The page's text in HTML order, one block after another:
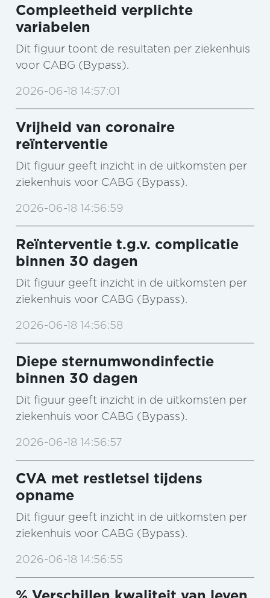
Compleetheid verplichte
variabelen
Dit figuur toont de resultaten per ziekenhuis
voor CABG (Bypass).
2026-06-18 14:57:01
Vrijheid van coronaire
reïnterventie
Dit figuur geeft inzicht in de uitkomsten per
ziekenhuis voor CABG (Bypass).
2026-06-18 14:56:59
Reïnterventie t.g.v. complicatie
binnen 30 dagen
Dit figuur geeft inzicht in de uitkomsten per
ziekenhuis voor CABG (Bypass).
2026-06-18 14:56:58
Diepe sternumwondinfectie
binnen 30 dagen
Dit figuur geeft inzicht in de uitkomsten per
ziekenhuis voor CABG (Bypass).
2026-06-18 14:56:57
CVA met restletsel tijdens
opname
Dit figuur geeft inzicht in de uitkomsten per
ziekenhuis voor CABG (Bypass).
2026-06-18 14:56:55